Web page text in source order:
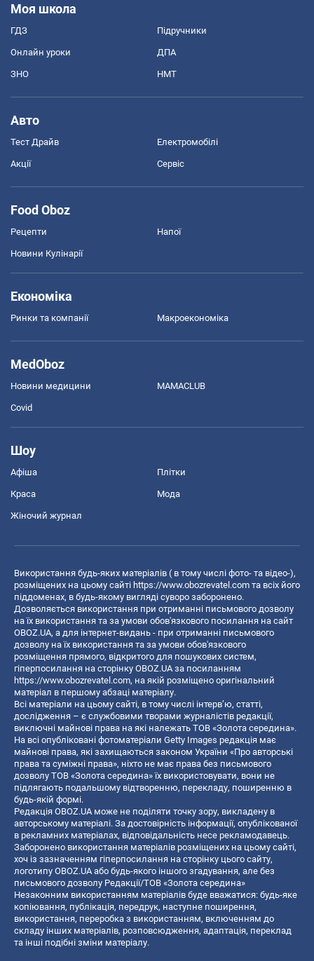
Моя школа
ГДЗ Підручники
Онлайн уроки ДПА
ЗНО НМТ
Авто
Тест Драйв Електромобілі
Акції Сервіс
Food Oboz
Рецепти Напої
Новини Кулінарії
Економіка
Ринки та компанії Макроекономіка
MedOboz
Новини медицини MAMACLUB
Covid
Шоу
Афіша Плітки
Краса Мода
Жіночий журнал
Використання будь-яких матеріалів ( в тому числі фото- та відео-),
розміщених на цьому сайті https://www.obozrevatel.com та всіх його
піддоменах, в будь-якому вигляді суворо заборонено.
Дозволяється використання при отриманні письмового дозволу
на їх використання та за умови обов'язкового посилання на сайт
OBOZ.UA, а для інтернет-видань - при отриманні письмового
дозволу на їх використання та за умови обов'язкового
розміщення прямого, відкритого для пошукових систем,
гіперпосилання на сторінку OBOZ.UA за посиланням
https://www.obozrevatel.com, на якій розміщено оригінальний
матеріал в першому абзаці матеріалу.
Всі матеріали на цьому сайті, в тому числі інтерв’ю, статті,
дослідження – є службовими творами журналістів редакції,
виключні майнові права на які належать ТОВ «Золота середина».
На всі опубліковані фотоматеріали Getty Images редакція має
майнові права, які захищаються законом України «Про авторські
права та суміжні права», ніхто не має права без письмового
дозволу ТОВ «Золота середина» їх використовувати, вони не
підлягають подальшому відтворенню, перекладу, поширенню в
будь-якій формі.
Редакція OBOZ.UA може не поділяти точку зору, викладену в
авторському матеріалі. За достовірність інформації, опублікованої
в рекламних матеріалах, відповідальність несе рекламодавець.
Заборонено використання матеріалів розміщених на цьому сайті,
хоч із зазначенням гіперпосилання на сторінку цього сайту,
логотипу OBOZ.UA або будь-якого іншого згадування, але без
письмового дозволу Редакції/ТОВ «Золота середина»
Незаконним використанням матеріалів буде вважатися: будь-яке
копiювання, публiкацiя, передрук, наступне поширення,
використання, переробка з використанням, включенням до
складу інших матеріалів, розповсюдження, адаптація, переклад
та інші подібні зміни матеріалу.